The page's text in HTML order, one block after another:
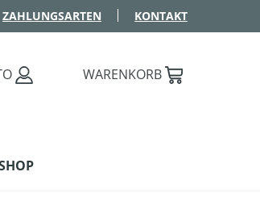
ZAHLUNGSARTEN KONTAKT
WARENKORB